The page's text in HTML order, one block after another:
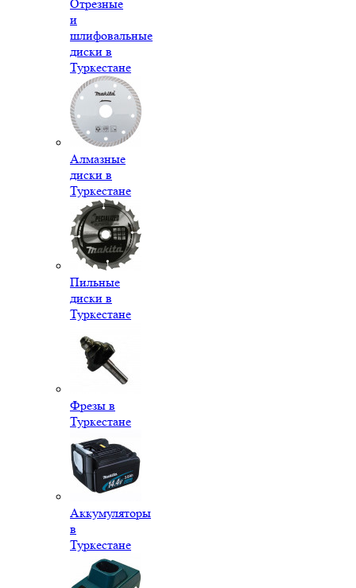
Отрезные
и
шлифовальные
диски в
Туркестане
Алмазные
диски в
Туркестане
Пильные
диски в
Туркестане
Фрезы в
Туркестане
Аккумуляторы
в
Туркестане